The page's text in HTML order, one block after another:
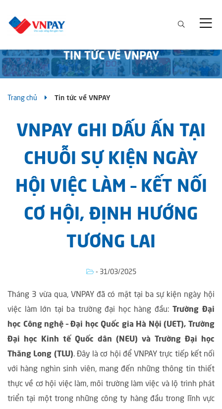
TIN TỨC VỀ VNPAY
Trang chủ Tin tức về VNPAY
VNPAY GHI DẤU ẤN TẠI
CHUỖI SỰ KIỆN NGÀY
HỘI VIỆC LÀM – KẾT NỐI
CƠ HỘI, ĐỊNH HƯỚNG
TƯƠNG LAI
- 31/03/2025
Tháng 3 vừa qua, VNPAY đã có mặt tại ba sự kiện ngày hội
việc làm lớn tại ba trường đại học hàng đầu:Trường Đại
học Công nghệ – Đại học Quốc gia Hà Nội (UET), Trường
Đại học Kinh tế Quốc dân (NEU) và Trường Đại học
Thăng Long (TLU). Đây là cơ hội để VNPAY trực tiếp kết nối
với hàng nghìn sinh viên, mang đến những thông tin thiết
thực về cơ hội việc làm, môi trường làm việc và lộ trình phát
triển tại một trong những công ty hàng đầu trong lĩnh vực